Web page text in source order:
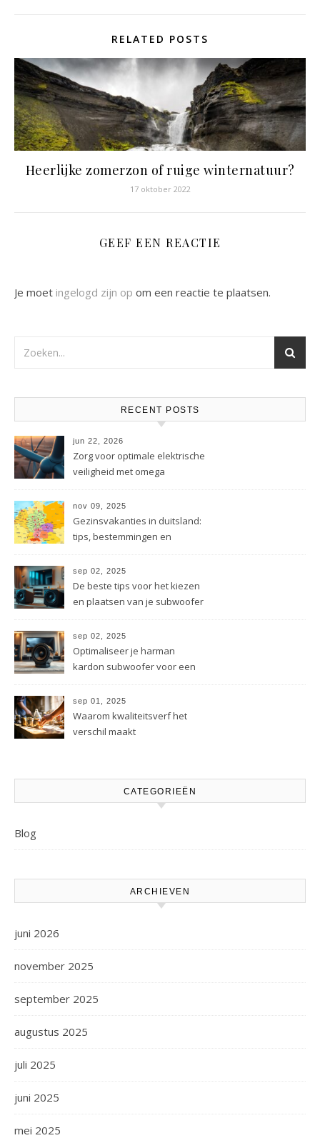
RELATED POSTS
Heerlijke zomerzon of ruige winternatuur?
17 oktober 2022
GEEF EEN REACTIE
Je moet ingelogd zijn op om een reactie te plaatsen.
RECENT POSTS
jun 22, 2026
Zorg voor optimale elektrische
veiligheid met omega
nov 09, 2025
Gezinsvakanties in duitsland:
tips, bestemmingen en
sep 02, 2025
De beste tips voor het kiezen
en plaatsen van je subwoofer
sep 02, 2025
Optimaliseer je harman
kardon subwoofer voor een
sep 01, 2025
Waarom kwaliteitsverf het
verschil maakt
CATEGORIEËN
Blog
ARCHIEVEN
juni 2026
november 2025
september 2025
augustus 2025
juli 2025
juni 2025
mei 2025